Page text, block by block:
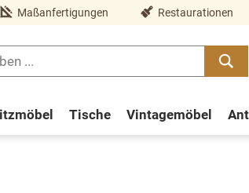
Maßanfertigungen Restaurationen
Tische Vintagemöbel